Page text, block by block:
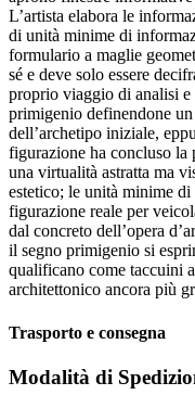
L’artista elabora le
di unità minime di
formulario a maglie
sé e deve solo essere
proprio viaggio di analisi e
primigenio definendone
dell’archetipo iniziale,
figurazione ha concluso la
una virtualità astratta ma
estetico; le unità minime
figurazione reale per
dal concreto dell’opera
il segno primigenio si
qualificano come taccuini
architettonico ancora più
Trasporto e consegna
Modalità di